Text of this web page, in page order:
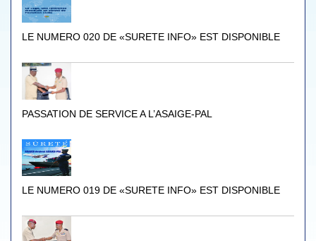
LE NUMERO 020 DE «SURETE INFO» EST DISPONIBLE
PASSATION DE SERVICE A L’ASAIGE-PAL
LE NUMERO 019 DE «SURETE INFO» EST DISPONIBLE